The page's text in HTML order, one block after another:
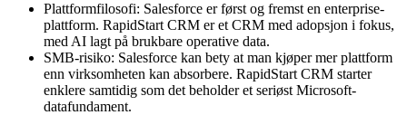
Plattformfilosofi: Salesforce er først og fremst en enterprise-
plattform. RapidStart CRM er et CRM med adopsjon i fokus,
med AI lagt på brukbare operative data.
SMB-risiko: Salesforce kan bety at man kjøper mer plattform
enn virksomheten kan absorbere. RapidStart CRM starter
enklere samtidig som det beholder et seriøst Microsoft-
datafundament.